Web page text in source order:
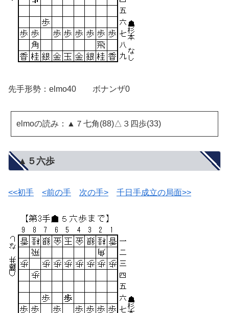
先手形勢：elmo40 ボナンザ0
elmoの読み：▲７七角(88)△３四歩(33)
▲５六歩
<<初手 <前の手 次の手> 千日手成立の局面>>